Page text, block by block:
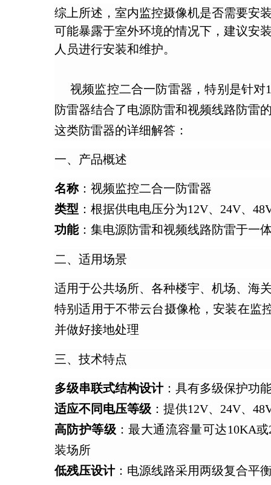
综上所述，室内监控摄像机是否需要安
可能暴露于室外环境的情况下，建议安
人员进行安装和维护。
视频监控二合一防雷器，特别是针对
防雷器结合了电源防雷和视频线路防雷
这类防雷器的详细解答：
一、产品概述
名称：视频监控二合一防雷器
类型 ：根据供电电压分为12V、24V、
功能：集电源防雷和视频线路防雷于一
二、适用场景
适用于公共场所、各种楼宇、机场、海
特别适用于不带云台摄像枪，安装在监
并做好接地处理
三、技术特点
多级串联式结构设计：具有多级保护功
适应不同电压等级 ：提供12V、24V、
高防护等级：最大通流容量可达10KA
装场所
低残压设计：电源线路采用两级复合平